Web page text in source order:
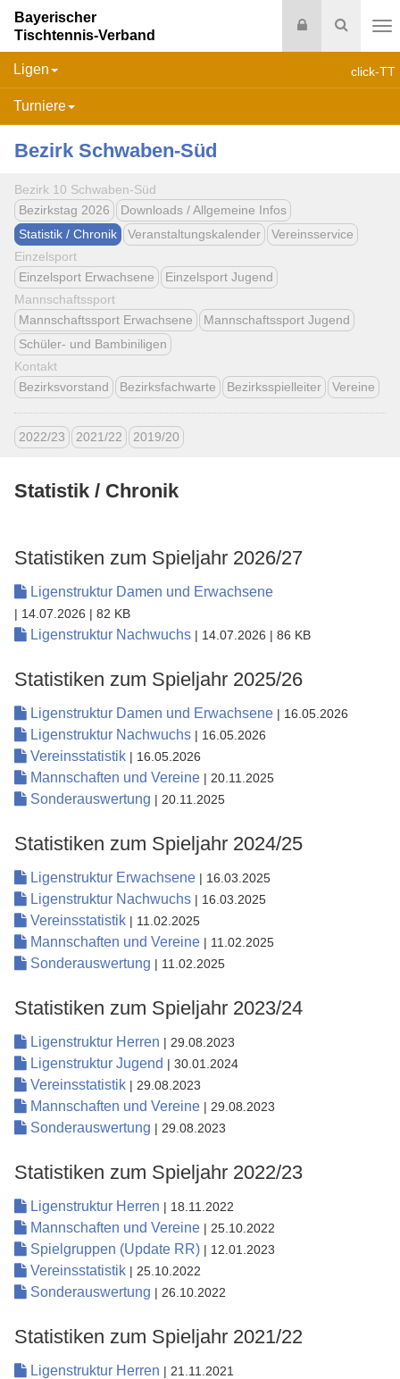
Suche
Login
Bayerischer
Tischtennis-Verband
click-TT
Ligen
Turniere
Bezirk Schwaben-Süd
Bezirk 10 Schwaben-Süd
Bezirkstag 2026
Downloads / Allgemeine Infos
Statistik / Chronik
Veranstaltungskalender
Vereinsservice
Einzelsport
Einzelsport Erwachsene
Einzelsport Jugend
Mannschaftssport
Mannschaftssport Erwachsene
Mannschaftssport Jugend
Schüler- und Bambiniligen
Kontakt
Bezirksvorstand
Bezirksfachwarte Bezirksspielleiter Vereine
2022/23 2021/22 2019/20
Statistik / Chronik
Statistiken zum Spieljahr 2026/27
Ligenstruktur Damen und Erwachsene
| 14.07.2026 | 82 KB
Ligenstruktur Nachwuchs | 14.07.2026 | 86 KB
Statistiken zum Spieljahr 2025/26
Ligenstruktur Damen und Erwachsene | 16.05.2026
Ligenstruktur Nachwuchs | 16.05.2026
Vereinsstatistik | 16.05.2026
Mannschaften und Vereine | 20.11.2025
Sonderauswertung | 20.11.2025
Statistiken zum Spieljahr 2024/25
Ligenstruktur Erwachsene | 16.03.2025
Ligenstruktur Nachwuchs | 16.03.2025
Vereinsstatistik | 11.02.2025
Mannschaften und Vereine | 11.02.2025
Sonderauswertung | 11.02.2025
Statistiken zum Spieljahr 2023/24
Ligenstruktur Herren | 29.08.2023
Ligenstruktur Jugend | 30.01.2024
Vereinsstatistik | 29.08.2023
Mannschaften und Vereine | 29.08.2023
Sonderauswertung | 29.08.2023
Statistiken zum Spieljahr 2022/23
Ligenstruktur Herren | 18.11.2022
Mannschaften und Vereine | 25.10.2022
Spielgruppen (Update RR) | 12.01.2023
Vereinsstatistik | 25.10.2022
Sonderauswertung | 26.10.2022
Statistiken zum Spieljahr 2021/22
Ligenstruktur Herren | 21.11.2021